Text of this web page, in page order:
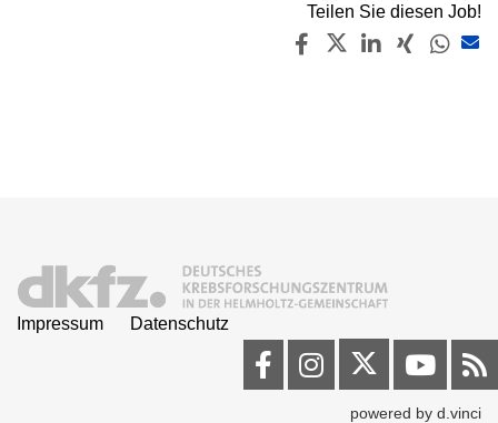
Teilen Sie diesen Job!
Impressum Datenschutz
powered by d.vinci